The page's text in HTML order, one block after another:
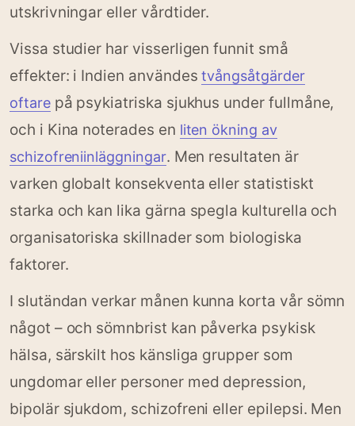
utskrivningar eller vårdtider.
Vissa studier har visserligen funnit små
effekter: i Indien användestvångsåtgärder
oftarepå psykiatriska sjukhus under fullmåne,
och i Kina noterades en liten ökning av
schizofreniinläggningar. Men resultaten är
varken globalt konsekventa eller statistiskt
starka och kan lika gärna spegla kulturella och
organisatoriska skillnader som biologiska
faktorer.
I slutändan verkar månen kunna korta vår sömn
något – och sömnbrist kan påverka psykisk
hälsa, särskilt hos känsliga grupper som
ungdomar eller personer med depression,
bipolär sjukdom, schizofreni eller epilepsi. Men